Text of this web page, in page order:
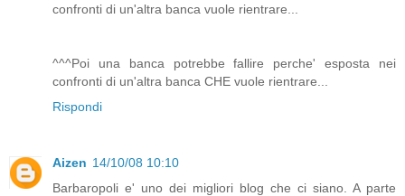
confronti di un'altra banca vuole rientrare...
^^^Poi una banca potrebbe fallire perche' esposta nei
confronti di un'altra banca CHE vuole rientrare...
Rispondi
Aizen 14/10/08 10:10
Barbaropoli e' uno dei migliori blog che ci siano. A parte